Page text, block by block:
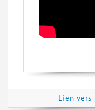
Lien vers